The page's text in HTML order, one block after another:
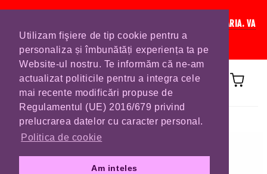
Utilizam fişiere de tip cookie pentru a
personaliza și îmbunătăți experiența ta pe
Website-ul nostru. Te informăm că ne-am
actualizat politicile pentru a integra cele
mai recente modificări propuse de
Regulamentul (UE) 2016/679 privind
prelucrarea datelor cu caracter personal.
Politica de cookie
Am inteles
IN CURAND INCHIDEM LISTA DE COMENZI PENTRU SFANTA MARIA. VA
RUGAM SA VA PLASATI COMENZILE DIN TIMP.
Prima pagină COLIERE